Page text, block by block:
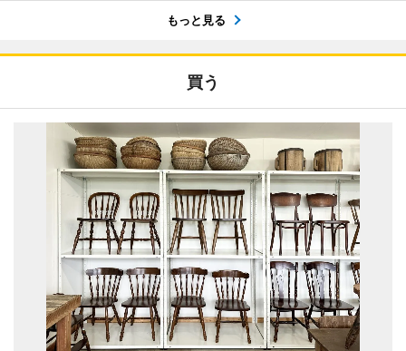
もっと見る
買う